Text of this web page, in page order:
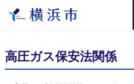
高圧ガス保安法関係